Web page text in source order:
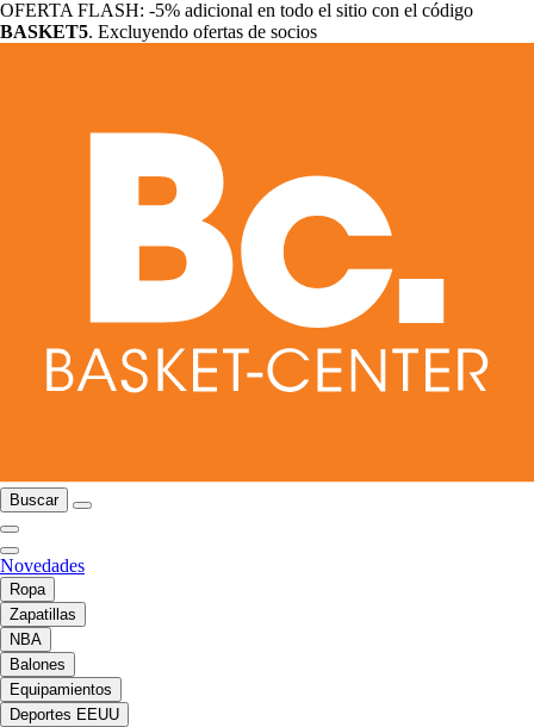
OFERTA FLASH: -5% adicional en todo el sitio con el código
BASKET5. Excluyendo ofertas de socios
Buscar
Novedades
Ropa
Zapatillas
NBA
Balones
Equipamientos
Deportes EEUU